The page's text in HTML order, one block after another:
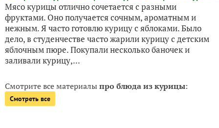
Мясо курицы отлично сочетается с разными
фруктами. Оно получается сочным, ароматным и
нежным. Я часто готовлю курицу с яблоками. Было
дело, в студенчестве часто жарили курицу с детским
яблочным пюре. Покупали несколько баночек и
заливали курицу,...
Смотрите все материалыпро блюда из курицы:
Смотреть все